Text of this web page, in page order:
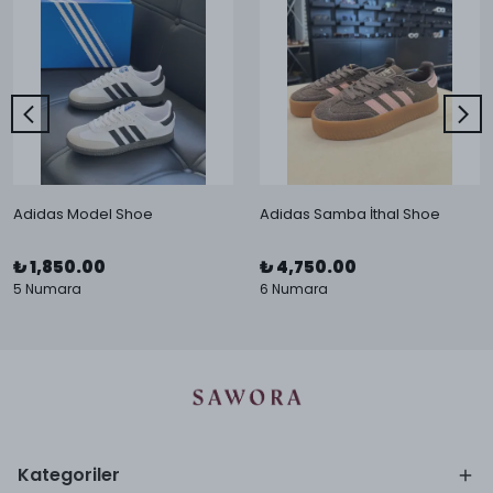
Adidas Model Shoe
₺ 1,850.00
5 Numara
Adidas Samba İthal Shoe
₺ 4,750.00
6 Numara
Kategoriler